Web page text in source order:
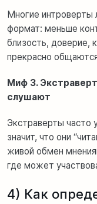
Многие
формат: меньше
близость, доверие,
прекрасно
Миф 3.
слушают
Экстраверты часто
значит, что они
живой обмен
где может
4) Как